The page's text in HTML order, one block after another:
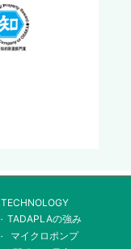
TECHNOLOGY
TADAPLAの強み
マイクロポンプ